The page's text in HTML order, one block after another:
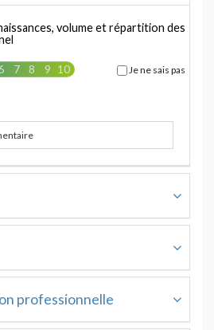
volume et répartition des
7 8 9 10 Je ne sais pas
professionnelle